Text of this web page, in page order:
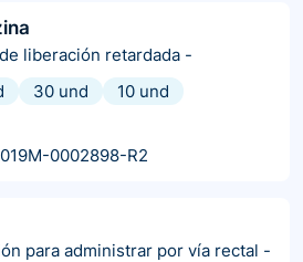
liberación retardada -
30 und
10 und
0002898-R2
para administrar por vía rectal -